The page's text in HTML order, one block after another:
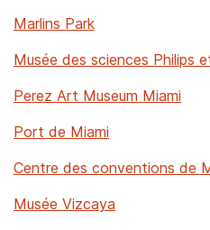
Marlins Park
Musée des sciences Philips
Perez Art Museum Miami
Port de Miami
Centre des conventions de
Musée Vizcaya